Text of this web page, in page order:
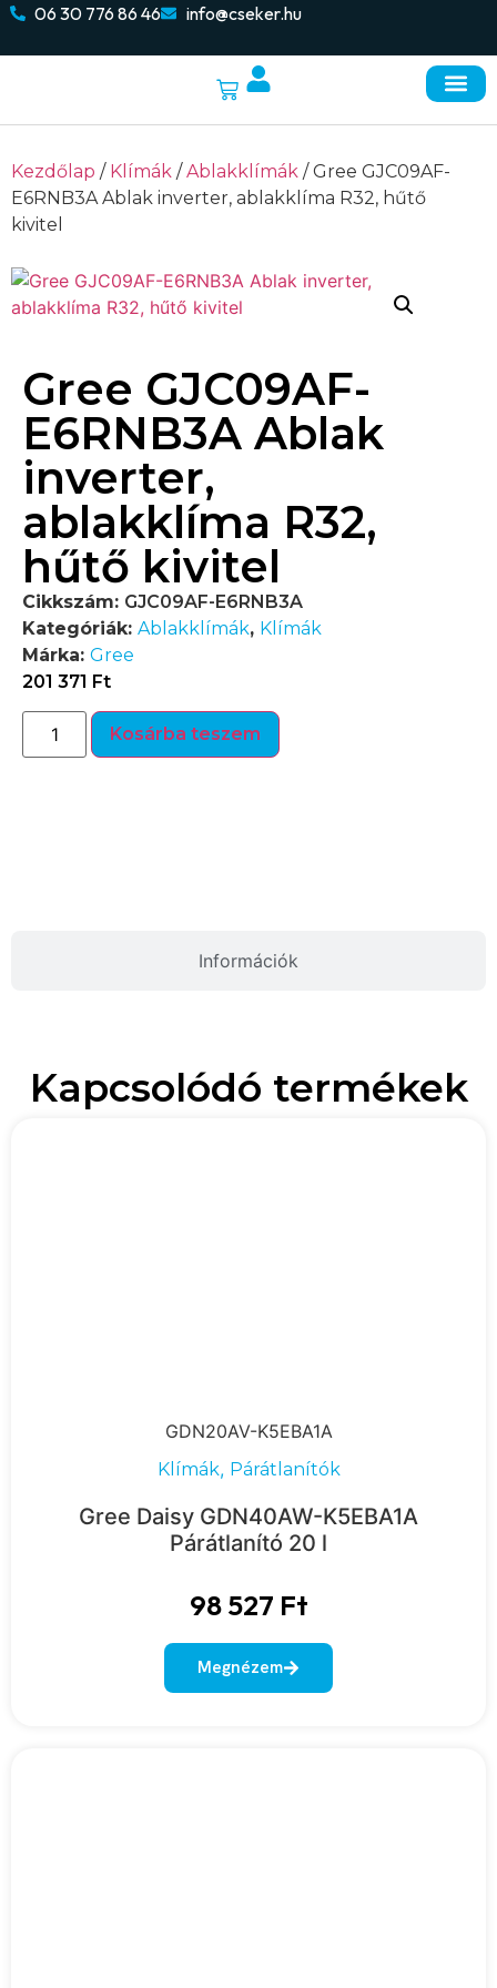
06 30 776 86 46 info@cseker.hu
Kezdőlap / Klímák /Ablakklímák / Gree GJC09AF-
E6RNB3A Ablak inverter, ablakklíma R32, hűtő
kivitel
Gree GJC09AF-
E6RNB3A Ablak
inverter,
ablakklíma R32,
hűtő kivitel
Cikkszám: GJC09AF-E6RNB3A
Kategóriák: Ablakklímák, Klímák
Márka: Gree
201 371 Ft
Kosárba teszem
Információk
Kapcsolódó termékek
GDN20AV-K5EBA1A
Klímák, Párátlanítók
Gree Daisy GDN40AW-K5EBA1A
Párátlanító 20 l
98 527 Ft
Megnézem